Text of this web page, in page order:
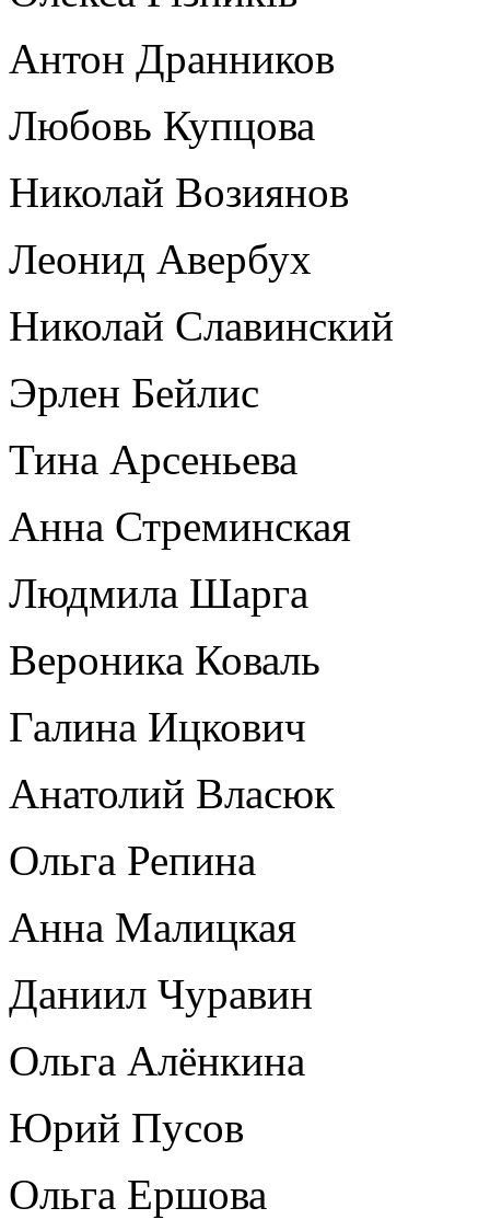
Антон Дранников
Любовь Купцова
Николай Возиянов
Леонид Авербух
Николай Славинский
Эрлен Бейлис
Тина Арсеньева
Анна Стреминская
Людмила Шарга
Вероника Коваль
Галина Ицкович
Анатолий Власюк
Ольга Репина
Анна Малицкая
Даниил Чуравин
Ольга Алёнкина
Юрий Пусов
Ольга Ершова